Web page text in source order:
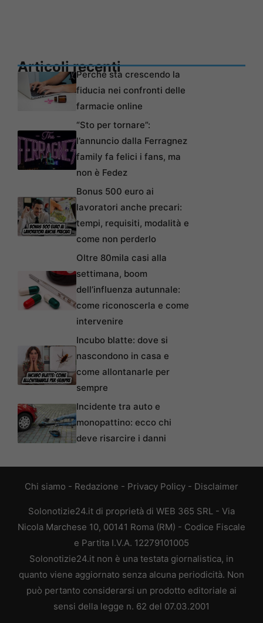
Articoli recentiPerché sta crescendo la
fiducia nei confronti delle
farmacie online
“Sto per tornare”:
l’annuncio dalla Ferragnez
family fa felici i fans, ma
non è Fedez
Bonus 500 euro ai
lavoratori anche precari:
tempi, requisiti, modalità e
come non perderlo
Oltre 80mila casi alla
settimana, boom
dell’influenza autunnale:
come riconoscerla e come
intervenire
Incubo blatte: dove si
nascondono in casa e
come allontanarle per
sempre
Incidente tra auto e
monopattino: ecco chi
deve risarcire i danni
Chi siamo - Redazione - Privacy Policy - Disclaimer
Solonotizie24.it di proprietà di WEB 365 SRL - Via
Nicola Marchese 10, 00141 Roma (RM) - Codice Fiscale
e Partita I.V.A. 12279101005
Solonotizie24.it non è una testata giornalistica, in
quanto viene aggiornato senza alcuna periodicità. Non
può pertanto considerarsi un prodotto editoriale ai
sensi della legge n. 62 del 07.03.2001